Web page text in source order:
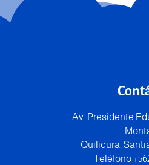
Av. Presidente
Quilicura,
Teléfono